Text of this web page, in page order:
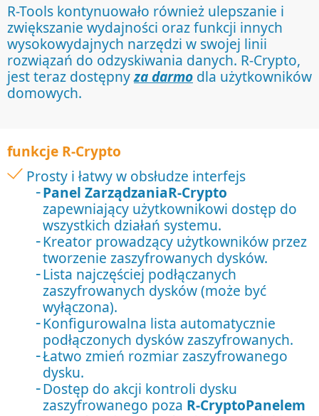
R-Tools kontynuowało również ulepszanie i
zwiększanie wydajności oraz funkcji innych
wysokowydajnych narzędzi w swojej linii
rozwiązań do odzyskiwania danych. R-Crypto,
jest teraz dostępnyza darmo dla użytkowników
domowych.
funkcje R-Crypto
Prosty i łatwy w obsłudze interfejs
Panel ZarządzaniaR-Crypto
zapewniający użytkownikowi dostęp do
wszystkich działań systemu.
Kreator prowadzący użytkowników przez
tworzenie zaszyfrowanych dysków.
Lista najczęściej podłączanych
zaszyfrowanych dysków (może być
wyłączona).
Konfigurowalna lista automatycznie
podłączonych dysków zaszyfrowanych.
Łatwo zmień rozmiar zaszyfrowanego
dysku.
Dostęp do akcji kontroli dysku
zaszyfrowanego poza R-CryptoPanelem